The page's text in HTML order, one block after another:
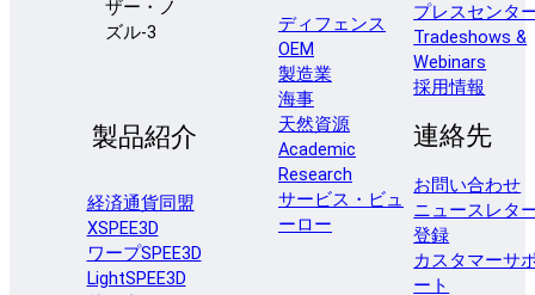
製品紹介
経済通貨同盟
XSPEE3D
ワープSPEE3D
LightSPEE3D
ディフェンス
OEM
製造業
海事
天然資源
Academic
Research
サービス・ビュ
ーロー
プレスセンタ
Tradeshows &
Webinars
採用情報
連絡先
お問い合わせ
ニュースレタ
登録
カスタマーサ
ート